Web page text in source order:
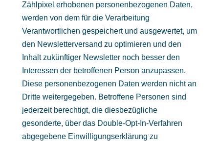
Zählpixel erhobenen personenbezogenen Daten,
werden von dem für die Verarbeitung
Verantwortlichen gespeichert und ausgewertet, um
den Newsletterversand zu optimieren und den
Inhalt zukünftiger Newsletter noch besser den
Interessen der betroffenen Person anzupassen.
Diese personenbezogenen Daten werden nicht an
Dritte weitergegeben. Betroffene Personen sind
jederzeit berechtigt, die diesbezügliche
gesonderte, über das Double-Opt-In-Verfahren
abgegebene Einwilligungserklärung zu